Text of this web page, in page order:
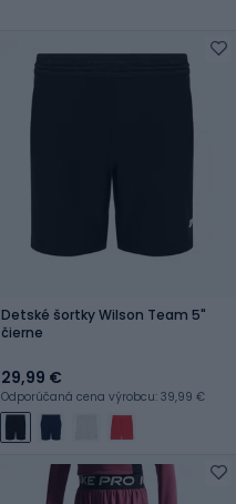
Detské šortky Wilson Team 5"
čierne
29,99 €
Odporúčaná cena výrobcu: 39,99 €